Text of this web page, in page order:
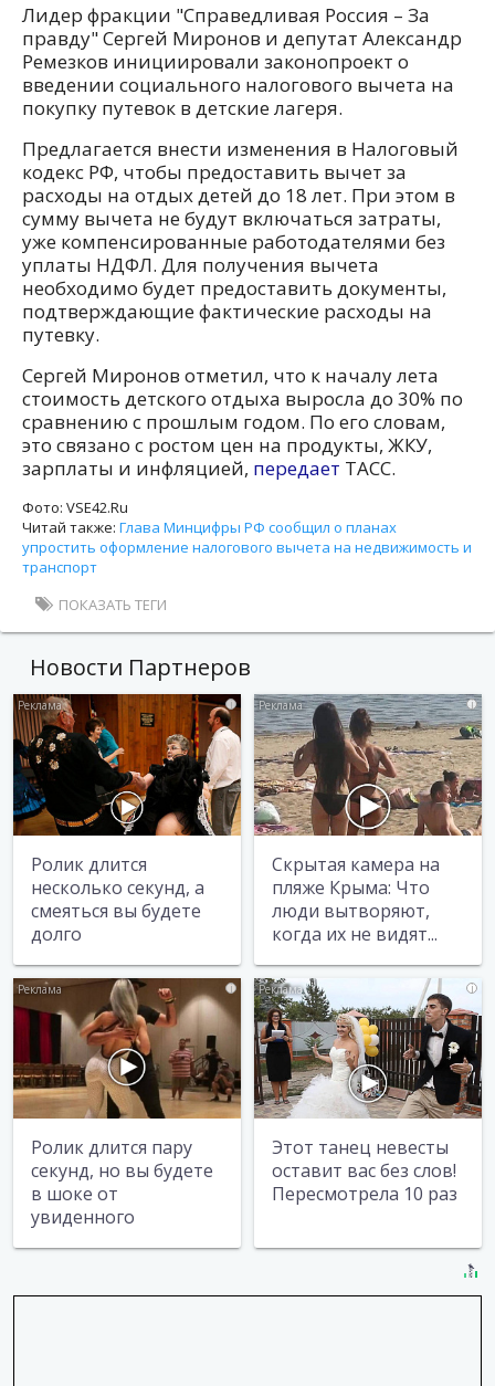
Лидер фракции "Справедливая Россия – За
правду" Сергей Миронов и депутат Александр
Ремезков инициировали законопроект о
введении социального налогового вычета на
покупку путевок в детские лагеря.
Предлагается внести изменения в Налоговый
кодекс РФ, чтобы предоставить вычет за
расходы на отдых детей до 18 лет. При этом в
сумму вычета не будут включаться затраты,
уже компенсированные работодателями без
уплаты НДФЛ. Для получения вычета
необходимо будет предоставить документы,
подтверждающие фактические расходы на
путевку.
Сергей Миронов отметил, что к началу лета
стоимость детского отдыха выросла до 30% по
сравнению с прошлым годом. По его словам,
это связано с ростом цен на продукты, ЖКУ,
зарплаты и инфляцией, передает ТАСС.
Фото: VSE42.Ru
Читай также: Глава Минцифры РФ сообщил о планах
упростить оформление налогового вычета на недвижимость и
транспорт
ПОКАЗАТЬ ТЕГИ
Новости Партнеров
i
Ролик длится
несколько секунд, а
смеяться вы будете
долго
i
Скрытая камера на
пляже Крыма: Что
люди вытворяют,
когда их не видят...
i
Ролик длится пару
секунд, но вы будете
в шоке от
увиденного
i
Этот танец невесты
оставит вас без слов!
Пересмотрела 10 раз